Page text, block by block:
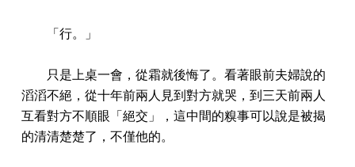
「行。」
只是上桌一會，從霜就後悔了。看著眼前夫婦說的
滔滔不絕，從十年前兩人見到對方就哭，到三天前兩人
互看對方不順眼「絕交」，這中間的糗事可以說是被揭
的清清楚楚了，不僅他的。